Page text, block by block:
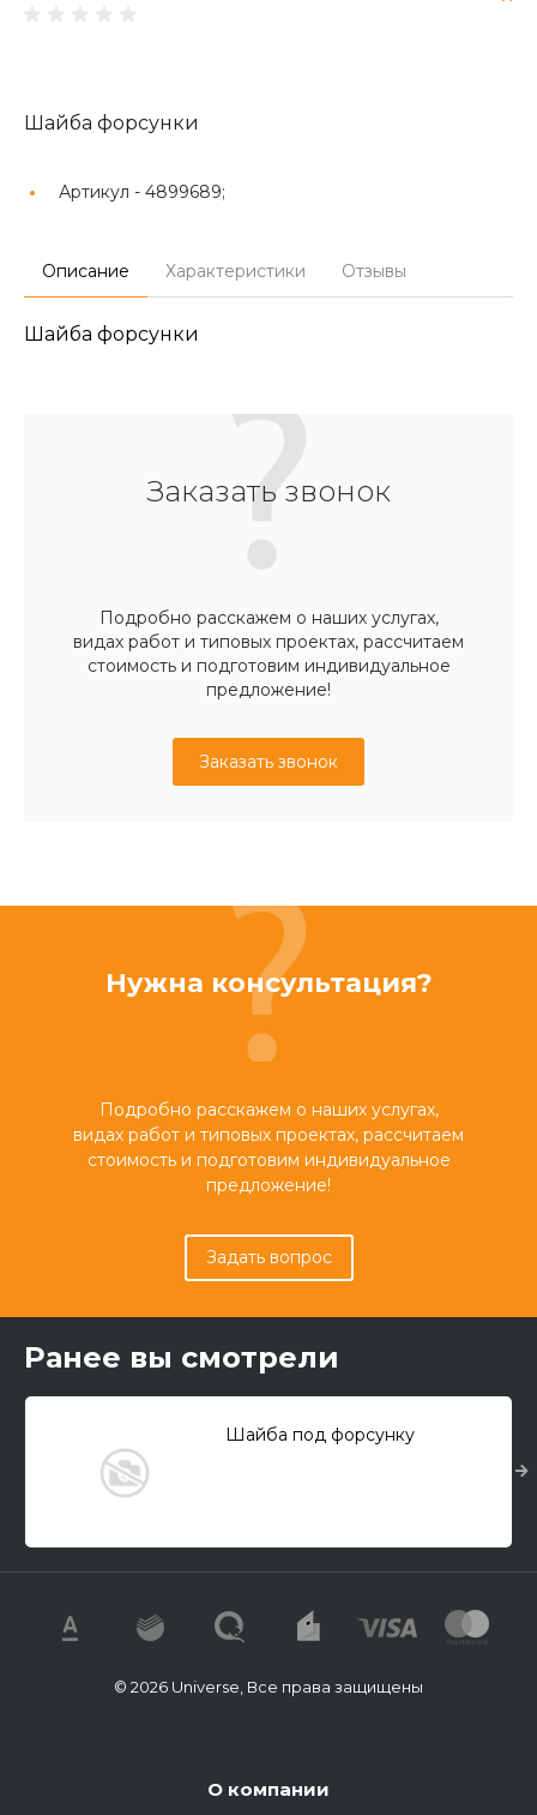
Шайба форсунки
Артикул - 4899689;
Описание Характеристики Отзывы
Шайба форсунки
Заказать звонок
Подробно расскажем о наших услугах,
видах работ и типовых проектах, рассчитаем
стоимость и подготовим индивидуальное
предложение!
Заказать звонок
Нужна консультация?
Подробно расскажем о наших услугах,
видах работ и типовых проектах, рассчитаем
стоимость и подготовим индивидуальное
предложение!
Задать вопрос
Ранее вы смотрели
Шайба под форсунку
© 2026 Universe, Все права защищены
О компании